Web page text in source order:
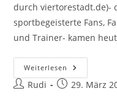
durch viertorestadt.de)-
sportbegeisterte Fans,
und Trainer- kamen
Weiterlesen Walk
Of
Sport
Beitrags-
Rudi
Beitrag29. März